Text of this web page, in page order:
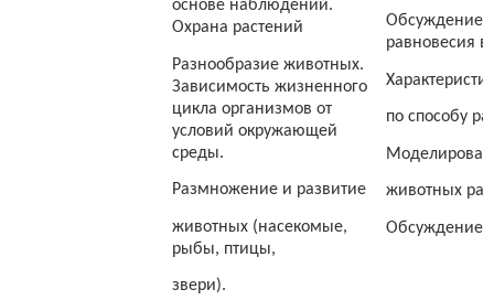
основе наблюдений.
Охрана растений
Разнообразие животных.
Зависимость жизненного
цикла организмов от
условий окружающей
среды.
Размножение и развитие
животных (насекомые,
рыбы, птицы,
звери).
Обсуждение
равновесия в
по способу
животных
Обсуждение